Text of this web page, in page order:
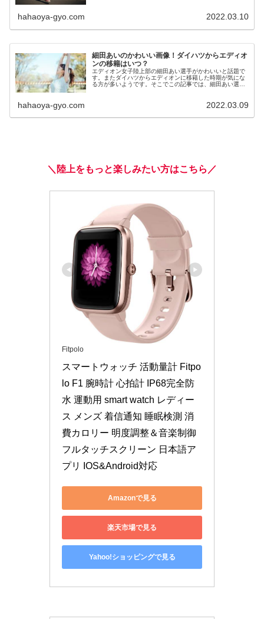
hahaoya-gyo.com 2022.03.10
細田あいのかわいい画像！ダイハツからエディオ
ンの移籍はいつ？
エディオン女子陸上部の細田あい選手がかわいいと話題で
す。またダイハツからエディオンに移籍した時期が気にな
る方が多いようです。そこでこの記事では、細田あい選手
hahaoya-gyo.com 2022.03.09
＼陸上をもっと楽しみたい方はこちら／
Fitpolo
スマートウォッチ 活動量計 Fitpo
lo F1 腕時計 心拍計 IP68完全防
水 運動用 smart watch レディー
ス メンズ 着信通知 睡眠検測 消
費カロリー 明度調整＆音楽制御
フルタッチスクリーン 日本語ア
プリ IOS&Android対応
Amazonで見る
楽天市場で見る
Yahoo!ショッピングで見る